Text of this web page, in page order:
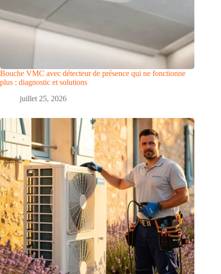
Bouche VMC avec détecteur de présence qui ne fonctionne
plus : diagnostic et solutions
juillet 25, 2026